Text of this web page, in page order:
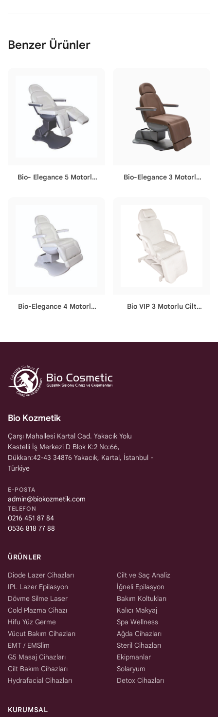
Benzer Ürünler
Bio- Elegance 5 Motorlu
Bio-Elegance 3 Motorlu
Bio-Elegance 4 Motorlu
Bio VIP 3 Motorlu Cilt
Bio Kozmetik
Çarşı Mahallesi Kartal Cad. Yakacık Yolu
Kastelli İş Merkezi D Blok K:2 No:66,
Dükkan:42-43 34876 Yakacık, Kartal, İstanbul -
Türkiye
E-POSTA
admin@biokozmetik.com
TELEFON
0216 451 87 84
0536 818 77 88
ÜRÜNLER
Diode Lazer Cihazları
IPL Lazer Epilasyon
Dövme Silme Laser
Cold Plazma Cihazı
Hifu Yüz Germe
Vücut Bakım Cihazları
EMT / EMSlim
G5 Masaj Cihazları
Cilt Bakım Cihazları
Hydrafacial Cihazları
Cilt ve Saç Analiz
İğneli Epilasyon
Bakım Koltukları
Kalıcı Makyaj
Spa Wellness
Ağda Cihazları
Steril Cihazları
Ekipmanlar
Solaryum
Detox Cihazları
KURUMSAL